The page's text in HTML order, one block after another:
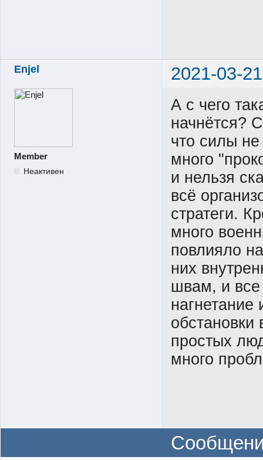
Enjel 2021-03-
Member
Неактивен
А с чего
начнётся?
что силы
много
и нельзя
всё
стратеги.
много
повлияло
них
швам, и все
нагнетание
обстановки
простых
много